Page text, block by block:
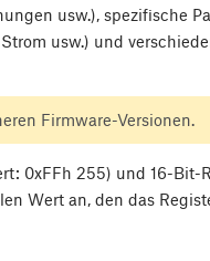
usw.), spezifische
usw.) und
Firmware-Versionen.
0xFFh 255) und 16-Bit-
Wert an, den das